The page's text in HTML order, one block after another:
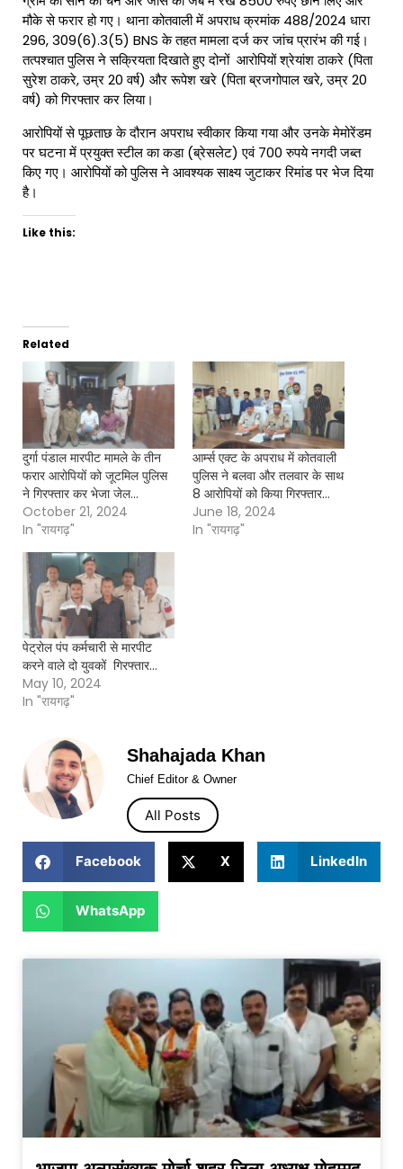
मौके से फरार हो गए। थाना कोतवाली में अपराध क्रमांक 488/2024 धारा
296, 309(6).3(5) BNS के तहत मामला दर्ज कर जांच प्रारंभ की गई।
तत्पश्चात पुलिस ने सक्रियता दिखाते हुए दोनों आरोपियों श्रेयांश ठाकरे (पिता
सुरेश ठाकरे, उम्र 20 वर्ष) और रूपेश खरे (पिता ब्रजगोपाल खरे, उम्र 20
वर्ष) को गिरफ्तार कर लिया।
आरोपियों से पूछताछ के दौरान अपराध स्वीकार किया गया और उनके मेमोरेंडम
पर घटना में प्रयुक्त स्टील का कडा (ब्रेसलेट) एवं 700 रुपये नगदी जब्त
किए गए। आरोपियों को पुलिस ने आवश्यक साक्ष्य जुटाकर रिमांड पर भेज दिया
है।
Like this:
Related
दुर्गा पंडाल मारपीट मामले के तीन
फरार आरोपियों को जूटमिल पुलिस
ने गिरफ्तार कर भेजा जेल…
October 21, 2024
In "रायगढ़"
आर्म्स एक्ट के अपराध में कोतवाली
पुलिस ने बलवा और तलवार के साथ
8 आरोपियों को किया गिरफ्तार…
June 18, 2024
In "रायगढ़"
पेट्रोल पंप कर्मचारी से मारपीट
करने वाले दो युवकों गिरफ्तार…
May 10, 2024
In "रायगढ़"
Shahajada Khan
Chief Editor & Owner
All Posts
Facebook X LinkedIn
WhatsApp